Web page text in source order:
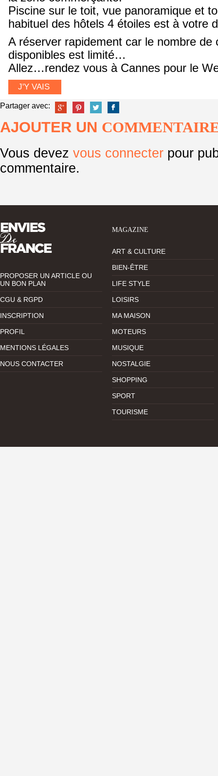
Piscine sur le toit, vue panoramique et
habituel des hôtels 4 étoiles est à votre
A réserver rapidement car le nombre de
disponibles est limité…
Allez…rendez vous à Cannes pour le
J'Y VAIS
Partager avec:
AJOUTER UN
Vous devez vous connecter pour
commentaire.
PROPOSER UN ARTICLE OU
UN BON PLAN
CGU & RGPD
INSCRIPTION
PROFIL
MENTIONS LÉGALES
NOUS CONTACTER
MAGAZINE
ART & CULTURE
BIEN-ÊTRE
LIFE STYLE
LOISIRS
MA MAISON
MOTEURS
MUSIQUE
NOSTALGIE
SHOPPING
SPORT
TOURISME